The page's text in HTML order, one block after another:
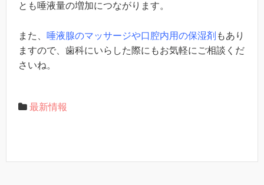
とも唾液量の増加につながります。
また、 唾液腺のマッサージや口腔内用の保湿剤 もあり
ますので、歯科にいらした際にもお気軽にご相談くだ
さいね。
最新情報